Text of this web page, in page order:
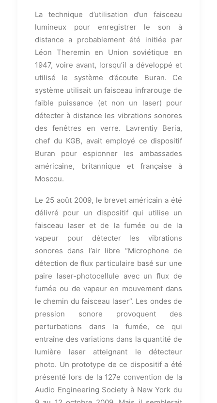
La technique d’utilisation d’un faisceau
lumineux pour enregistrer le son à
distance a probablement été initiée par
Léon Theremin en Union soviétique en
1947, voire avant, lorsqu’il a développé et
utilisé le système d’écoute Buran. Ce
système utilisait un faisceau infrarouge de
faible puissance (et non un laser) pour
détecter à distance les vibrations sonores
des fenêtres en verre. Lavrentiy Beria,
chef du KGB, avait employé ce dispositif
Buran pour espionner les ambassades
américaine, britannique et française à
Moscou.
Le 25 août 2009, le brevet américain a été
délivré pour un dispositif qui utilise un
faisceau laser et de la fumée ou de la
vapeur pour détecter les vibrations
sonores dans l’air libre “Microphone de
détection de flux particulaire basé sur une
paire laser-photocellule avec un flux de
fumée ou de vapeur en mouvement dans
le chemin du faisceau laser”. Les ondes de
pression sonore provoquent des
perturbations dans la fumée, ce qui
entraîne des variations dans la quantité de
lumière laser atteignant le détecteur
photo. Un prototype de ce dispositif a été
présenté lors de la 127e convention de la
Audio Engineering Society à New York du